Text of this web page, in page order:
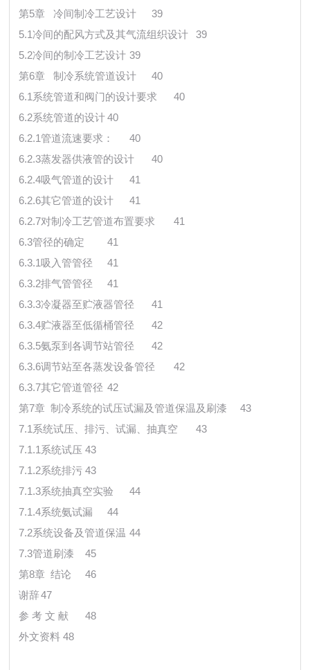
第5章 冷间制冷工艺设计
39
5.1冷间的配风方式及其气流组织设计
39
5.2冷间的制冷工艺设计 39
第6章 制冷系统管道设计
40
6.1系统管道和阀门的设计要求
40
6.2系统管道的设计40
6.2.1管道流速要求：
40
6.2.3蒸发器供液管的设计
40
6.2.4吸气管道的设计
41
6.2.6其它管道的设计
41
6.2.7对制冷工艺管道布置要求
41
6.3管径的确定
41
6.3.1吸入管管径
41
6.3.2排气管管径
41
6.3.3冷凝器至贮液器管径
41
6.3.4贮液器至低循桶管径
42
6.3.5氨泵到各调节站管径
42
6.3.6调节站至各蒸发设备管径
42
6.3.7其它管道管径 42
第7章 制冷系统的试压试漏及管道保温及刷漆
43
7.1系统试压、排污、试漏、抽真空
43
7.1.1系统试压 43
7.1.2系统排污 43
7.1.3系统抽真空实验
44
7.1.4系统氨试漏
44
7.2系统设备及管道保温 44
7.3管道刷漆
45
第8章 结论
46
谢辞47
参 考 文 献
48
外文资料 48